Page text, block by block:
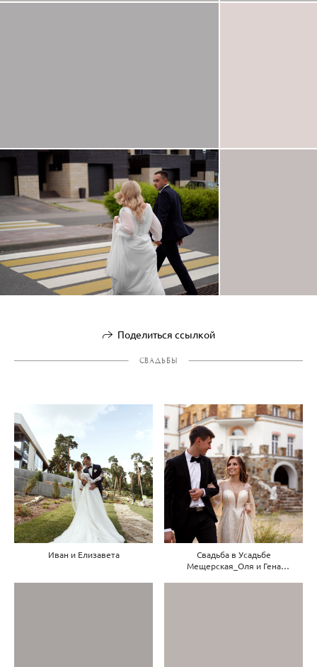
Поделиться ссылкой
СВАДЬБЫ
Иван и Елизавета
Свадьба в Усадьбе
Мещерская_Оля и Гена